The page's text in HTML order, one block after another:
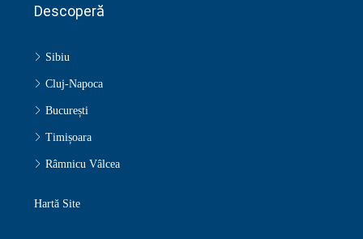
Descoperă
Sibiu
Cluj-Napoca
București
Timișoara
Râmnicu Vâlcea
Hartă Site